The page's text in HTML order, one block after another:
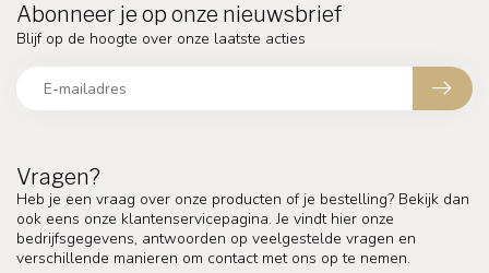
Vragen?
Heb je een vraag over onze producten of je bestelling? Bekijk dan
ook eens onze klantenservicepagina. Je vindt hier onze
bedrijfsgegevens, antwoorden op veelgestelde vragen en
verschillende manieren om contact met ons op te nemen.
Abonneer je op onze nieuwsbrief
Blijf op de hoogte over onze laatste acties